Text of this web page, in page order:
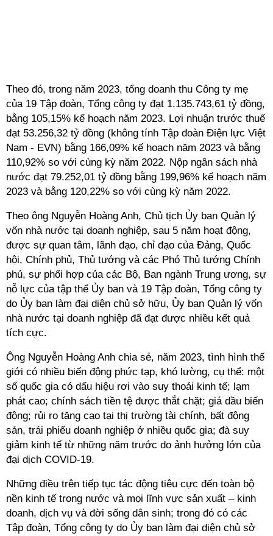
Theo đó, trong năm 2023, tổng doanh thu Công ty mẹ
của 19 Tập đoàn, Tổng công ty đạt 1.135.743,61 tỷ đồng,
bằng 105,15% kế hoạch năm 2023. Lợi nhuận trước thuế
đạt 53.256,32 tỷ đồng (không tính Tập đoàn Điện lực Việt
Nam - EVN) bằng 166,09% kế hoạch năm 2023 và bằng
110,92% so với cùng kỳ năm 2022. Nộp ngân sách nhà
nước đạt 79.252,01 tỷ đồng bằng 199,96% kế hoạch năm
2023 và bằng 120,22% so với cùng kỳ năm 2022.
Theo ông Nguyễn Hoàng Anh, Chủ tịch Ủy ban Quản lý
vốn nhà nước tại doanh nghiệp, sau 5 năm hoạt động,
được sự quan tâm, lãnh đạo, chỉ đạo của Đảng, Quốc
hội, Chính phủ, Thủ tướng và các Phó Thủ tướng Chính
phủ, sự phối hợp của các Bộ, Ban ngành Trung ương, sự
nỗ lực của tập thể Ủy ban và 19 Tập đoàn, Tổng công ty
do Ủy ban làm đại diện chủ sở hữu, Ủy ban Quản lý vốn
nhà nước tại doanh nghiệp đã đạt được nhiều kết quả
tích cực.
Ông Nguyễn Hoàng Anh chia sẻ, năm 2023, tình hình thế
giới có nhiều biến động phức tạp, khó lường, cụ thể: một
số quốc gia có dấu hiệu rơi vào suy thoái kinh tế; lạm
phát cao; chính sách tiền tệ được thắt chặt; giá dầu biến
động; rủi ro tăng cao tại thị trường tài chính, bất động
sản, trái phiếu doanh nghiệp ở nhiều quốc gia; đà suy
giảm kinh tế từ những năm trước do ảnh hưởng lớn của
đại dịch COVID-19.
Những điều trên tiếp tục tác động tiêu cực đến toàn bộ
nền kinh tế trong nước và mọi lĩnh vực sản xuất – kinh
doanh, dịch vụ và đời sống dân sinh; trong đó có các
Tập đoàn, Tổng công ty do Ủy ban làm đại diện chủ sở